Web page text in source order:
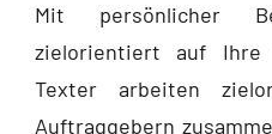
Mit persönlicher
zielorientiert auf Ihre
Texter arbeiten
Auftraggebern